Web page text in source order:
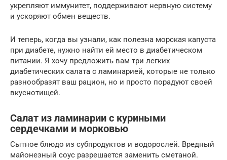
укрепляют иммунитет, поддерживают нервную систему
и ускоряют обмен веществ.
И теперь, когда вы узнали, как полезна морская капуста
при диабете, нужно найти ей место в диабетическом
питании. Я хочу предложить вам три легких
диабетических салата с ламинарией, которые не только
разнообразят ваш рацион, но и просто порадуют своей
вкуснотищей.
Салат из ламинарии с куриными
сердечками и морковью
Сытное блюдо из субпродуктов и водорослей. Вредный
майонезный соус разрешается заменить сметаной.